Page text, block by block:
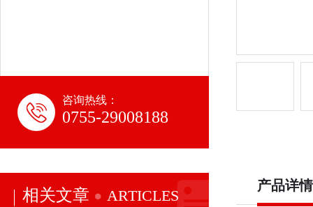
咨询热线：
0755-29008188
相关文章 ARTICLES
产品详情